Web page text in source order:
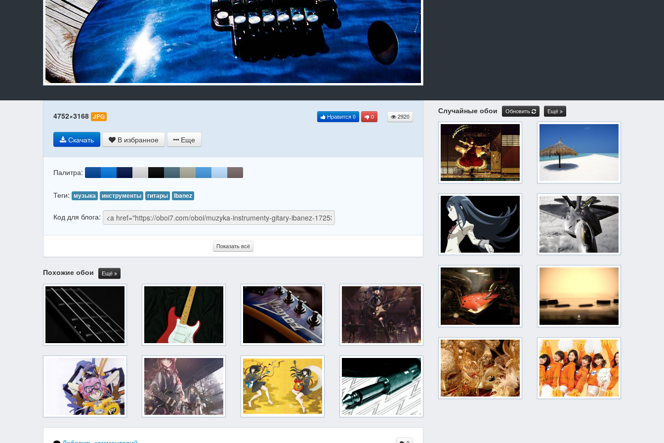
4752×3168 JPG Нравится 0 0 2920
Скачать В избранное Еще
Палитра:
Теги: музыка инструменты гитары Ibanez
Код для блога:
Показать всё
Похожие обои Ещё
Случайные обои Обновить Ещё